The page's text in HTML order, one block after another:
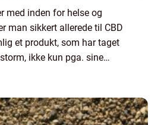
med inden for helse og
man sikkert allerede til CBD
et produkt, som har taget
ikke kun pga. sine